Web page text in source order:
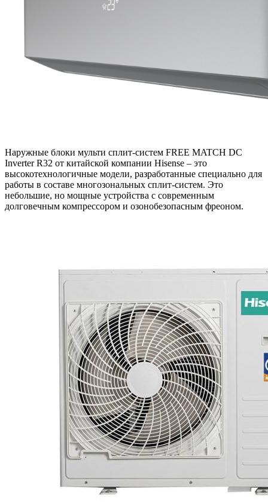
Наружные блоки мульти сплит-систем FREE MATCH DC
Inverter R32 от китайской компании Hisense – это
высокотехнологичные модели, разработанные специально для
работы в составе многозональных сплит-систем. Это
небольшие, но мощные устройства с современным
долговечным компрессором и озонобезопасным фреоном.